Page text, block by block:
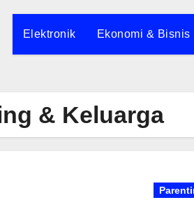
Elektronik Ekonomi & Bisnis
& Keluarga